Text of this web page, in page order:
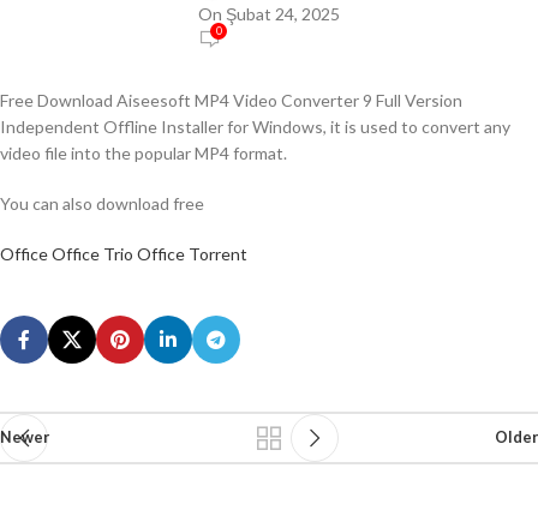
On Şubat 24, 2025
0
Free Download Aiseesoft MP4 Video Converter 9 Full Version
Independent Offline Installer for Windows, it is used to convert any
video file into the popular MP4 format.
You can also download free
Office Office Trio Office Torrent
Newer Older